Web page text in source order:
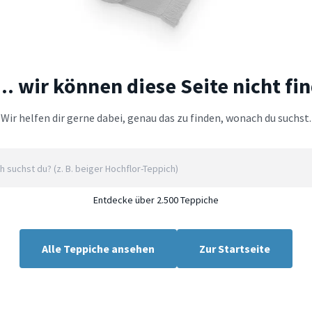
wir können diese Seite nicht
Wir helfen dir gerne dabei, genau das zu finden, wonach du suchst.
Entdecke über 2.500 Teppiche
Alle Teppiche ansehen Zur Startseite